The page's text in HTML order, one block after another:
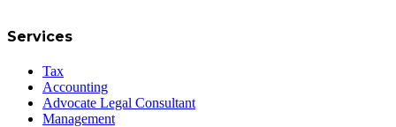
Services
Tax
Accounting
Advocate Legal Consultant
Management